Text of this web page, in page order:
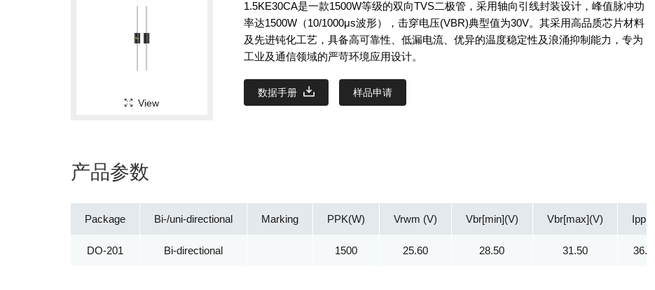
View
1.5KE30CA是一款1500W等级的双向TVS二极管，采用轴向引线封装设计，峰值脉冲功
率达1500W（10/1000μs波形），击穿电压(VBR)典型值为30V。其采用高品质芯片材料
及先进钝化工艺，具备高可靠性、低漏电流、优异的温度稳定性及浪涌抑制能力，专为
工业及通信领域的严苛环境应用设计。
数据手册 样品申请
产品参数
Package
DO-201
Bi-/uni-directional
Bi-directional
Marking PPK(W)
1500
Vrwm (V)
25.60
Vbr[min](V)
28.50
Vbr[max](V)
31.50
Ipp(A)
36.70